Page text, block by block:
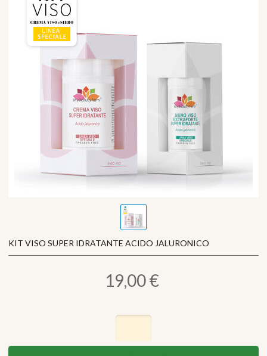
KIT VISO SUPER IDRATANTE ACIDO JALURONICO
19,00 €